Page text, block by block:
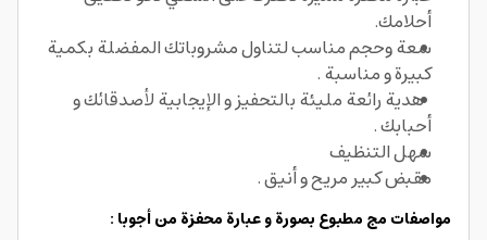
أحلامك.
سعة وحجم مناسب لتناول مشروباتك المفضلة بكمية
كبيرة و مناسبة .
هدية رائعة مليئة بالتحفيز و الإيجابية لأصدقائك و
أحبابك .
سهل التنظيف
مقبض كبير مريح و أنيق .
مواصفات مج مطبوع بصورة و عبارة محفزة من أجوبا :